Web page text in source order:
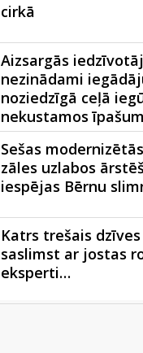
cirkā
Aizsargās
nezinādami
noziedzīgā ceļā
nekustamos
Sešas
zāles uzlabos
iespējas Bērnu
Katrs trešais
saslimst ar jostas
eksperti…